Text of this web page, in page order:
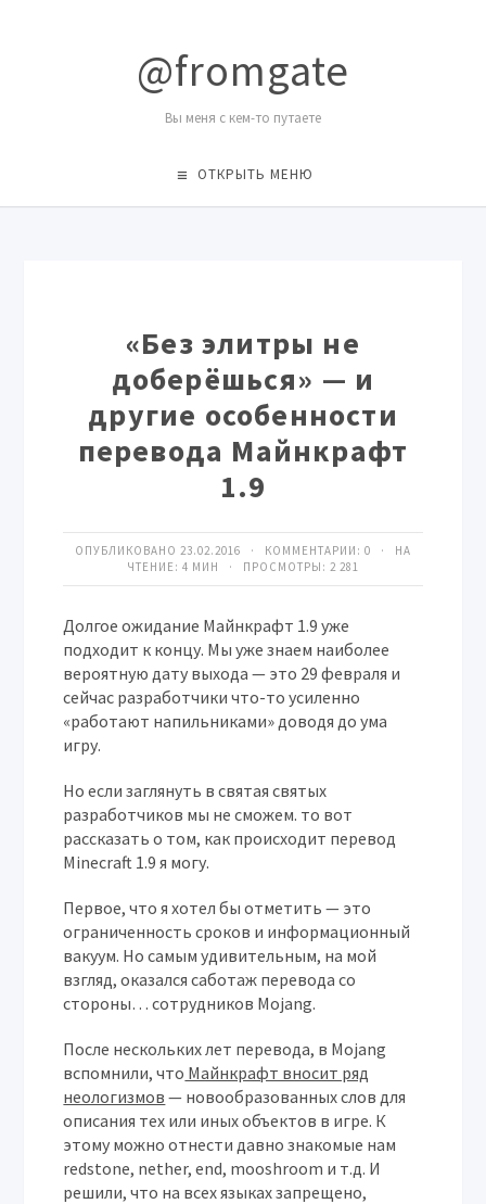
@fromgate
Вы меня с кем-то путаете
ОТКРЫТЬ МЕНЮ
«Без элитры не
доберёшься» — и
другие особенности
перевода Майнкрафт
1.9
ОПУБЛИКОВАНО 23.02.2016 · КОММЕНТАРИИ: 0 · НА
ЧТЕНИЕ: 4 МИН · ПРОСМОТРЫ: 2 281
Долгое ожидание Майнкрафт 1.9 уже
подходит к концу. Мы уже знаем наиболее
вероятную дату выхода — это 29 февраля и
сейчас разработчики что-то усиленно
«работают напильниками» доводя до ума
игру.
Но если заглянуть в святая святых
разработчиков мы не сможем. то вот
рассказать о том, как происходит перевод
Minecraft 1.9 я могу.
Первое, что я хотел бы отметить — это
ограниченность сроков и информационный
вакуум. Но самым удивительным, на мой
взгляд, оказался саботаж перевода со
стороны… сотрудников Mojang.
После нескольких лет перевода, в Mojang
вспомнили, что Майнкрафт вносит ряд
неологизмов — новообразованных слов для
описания тех или иных объектов в игре. К
этому можно отнести давно знакомые нам
redstone, nether, end, mooshroom и т.д. И
решили, что на всех языках запрещено,